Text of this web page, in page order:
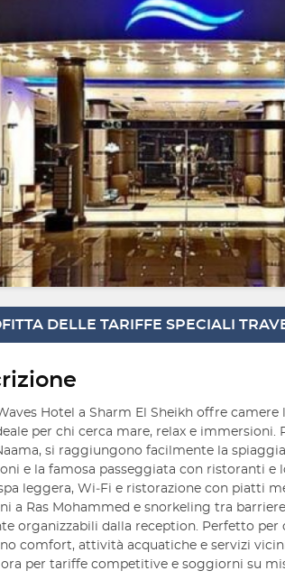
DELLE TARIFFE SPECIALI
Hotel a Sharm El Sheikh offre
per chi cerca mare, relax e immersioni.
si raggiungono facilmente la
e la famosa passeggiata con ristoranti e
leggera, Wi‑Fi e ristorazione con piatti
a Ras Mohammed e snorkeling tra
organizzabili dalla reception. Perfetto per
comfort, attività acquatiche e servizi
per tariffe competitive e soggiorni su